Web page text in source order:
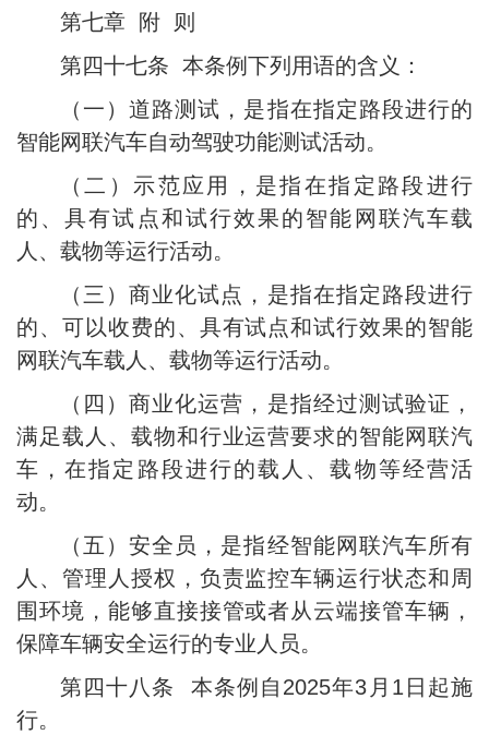
第七章 附 则
第四十七条 本条例下列用语的含义：
（一）道路测试，是指在指定路段进行的
智能网联汽车自动驾驶功能测试活动。
（二）示范应用，是指在指定路段进行
的、具有试点和试行效果的智能网联汽车载
人、载物等运行活动。
（三）商业化试点，是指在指定路段进行
的、可以收费的、具有试点和试行效果的智能
网联汽车载人、载物等运行活动。
（四）商业化运营，是指经过测试验证，
满足载人、载物和行业运营要求的智能网联汽
车，在指定路段进行的载人、载物等经营活
动。
（五）安全员，是指经智能网联汽车所有
人、管理人授权，负责监控车辆运行状态和周
围环境，能够直接接管或者从云端接管车辆，
保障车辆安全运行的专业人员。
第四十八条 本条例自2025年3月1日起施
行。